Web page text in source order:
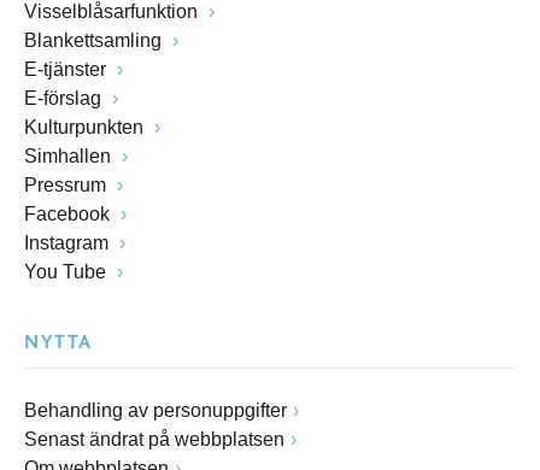
Visselblåsarfunktion
Blankettsamling
E-tjänster
E-förslag
Kulturpunkten
Simhallen
Pressrum
Facebook
Instagram
You Tube
NYTTA
Behandling av personuppgifter
Senast ändrat på webbplatsen